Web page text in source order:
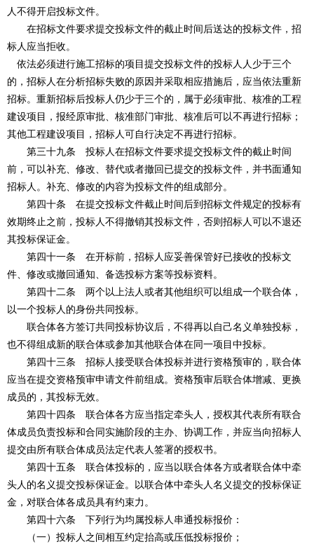
人不得开启投标文件。
在招标文件要求提交投标文件的截止时间后送达的投标文件，招
标人应当拒收。
依法必须进行施工招标的项目提交投标文件的投标人人少于三个
的，招标人在分析招标失败的原因并采取相应措施后，应当依法重新
招标。重新招标后投标人仍少于三个的，属于必须审批、核准的工程
建设项目，报经原审批、核准部门审批、核准后可以不再进行招标；
其他工程建设项目，招标人可自行决定不再进行招标。
第三十九条 投标人在招标文件要求提交投标文件的截止时间
前，可以补充、修改、替代或者撤回已提交的投标文件，并书面通知
招标人。补充、修改的内容为投标文件的组成部分。
第四十条 在提交投标文件截止时间后到招标文件规定的投标有
效期终止之前，投标人不得撤销其投标文件，否则招标人可以不退还
其投标保证金。
第四十一条 在开标前，招标人应妥善保管好已接收的投标文
件、修改或撤回通知、备选投标方案等投标资料。
第四十二条 两个以上法人或者其他组织可以组成一个联合体，
以一个投标人的身份共同投标。
联合体各方签订共同投标协议后，不得再以自己名义单独投标，
也不得组成新的联合体或参加其他联合体在同一项目中投标。
第四十三条 招标人接受联合体投标并进行资格预审的，联合体
应当在提交资格预审申请文件前组成。资格预审后联合体增减、更换
成员的，其投标无效。
第四十四条 联合体各方应当指定牵头人，授权其代表所有联合
体成员负责投标和合同实施阶段的主办、协调工作，并应当向招标人
提交由所有联合体成员法定代表人签署的授权书。
第四十五条 联合体投标的，应当以联合体各方或者联合体中牵
头人的名义提交投标保证金。以联合体中牵头人名义提交的投标保证
金，对联合体各成员具有约束力。
第四十六条 下列行为均属投标人串通投标报价：
（一）投标人之间相互约定抬高或压低投标报价；